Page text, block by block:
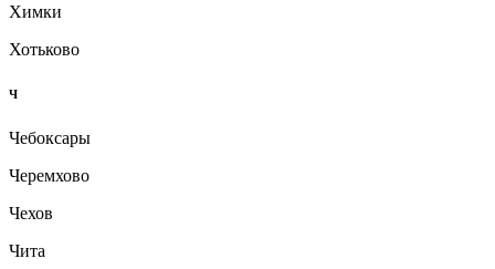
Химки
Хотьково
Ч
Чебоксары
Черемхово
Чехов
Чита